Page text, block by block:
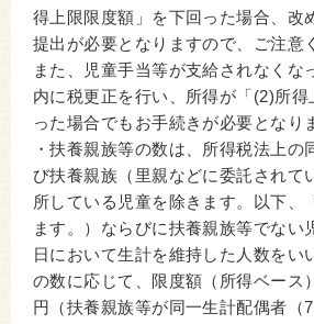
得上限限度額」を下回った場合、改
提出が必要となりますので、ご注意
また、児童手当等が支給されなくな
内に税更正を行い、所得が「(2)所得
った場合でもお手続きが必要となり
・扶養親族等の数は、所得税法上の
び扶養親族（里親などに委託されて
所している児童を除きます。以下、
ます。）ならびに扶養親族等でない
日において生計を維持した人数をい
の数に応じて、限度額（所得ベース
円（扶養親族等が同一生計配偶者（